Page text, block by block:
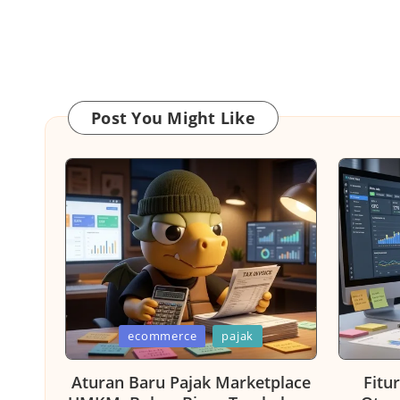
Post You Might Like
Posted
in
ecommerce pajak
Aturan Baru Pajak Marketplace
Posted
in